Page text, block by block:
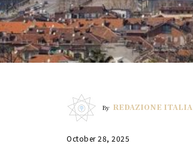
By REDAZIONE ITALIA
October 28, 2025